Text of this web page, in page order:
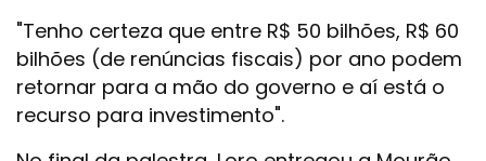
"Tenho certeza que entre R$ 50 bilhões, R$ 60
bilhões (de renúncias fiscais) por ano podem
retornar para a mão do governo e aí está o
recurso para investimento".